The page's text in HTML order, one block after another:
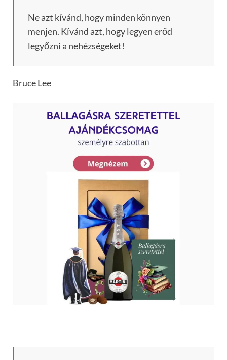
Ne azt kívánd, hogy minden könnyen
menjen. Kívánd azt, hogy legyen erőd
legyőzni a nehézségeket!
Bruce Lee